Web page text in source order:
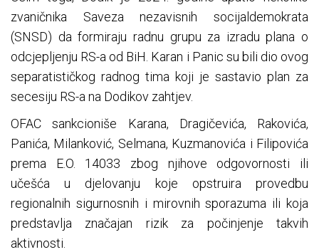
zvaničnika Saveza nezavisnih socijaldemokrata
(SNSD) da formiraju radnu grupu za izradu plana o
odcjepljenju RS-a od BiH. Karan i Panic su bili dio ovog
separatističkog radnog tima koji je sastavio plan za
secesiju RS-a na Dodikov zahtjev.
OFAC sankcioniše Karana, Dragičevića, Rakovića,
Panića, Milanković, Selmana, Kuzmanovića i Filipovića
prema E.O. 14033 zbog njihove odgovornosti ili
učešća u djelovanju koje opstruira provedbu
regionalnih sigurnosnih i mirovnih sporazuma ili koja
predstavlja značajan rizik za počinjenje takvih
aktivnosti.